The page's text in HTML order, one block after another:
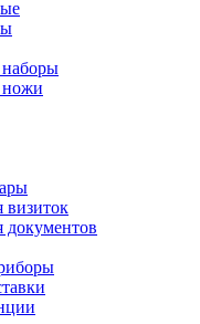
наборы
ножи
визиток
документов